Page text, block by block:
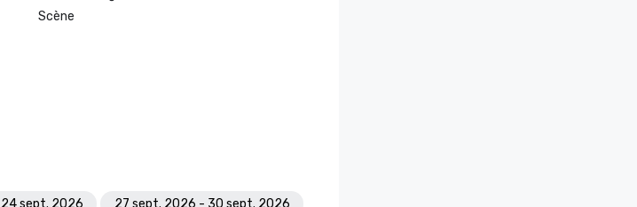
Scène
sept. 2026
27 sept. 2026 - 30 sept. 2026